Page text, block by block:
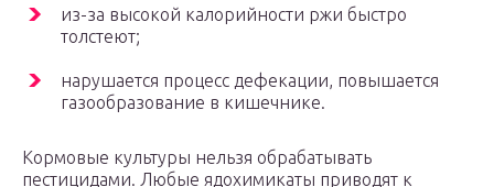
из-за высокой калорийности ржи быстро
толстеют;
нарушается процесс дефекации, повышается
газообразование в кишечнике.
Кормовые культуры нельзя обрабатывать
пестицидами. Любые ядохимикаты приводят к